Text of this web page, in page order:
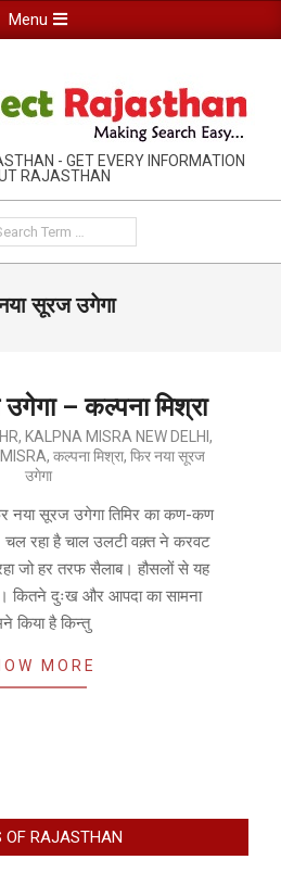
Menu
- GET EVERY INFORMATION
RAJASTHAN
सूरज उगेगा
– कल्पना मिश्रा
, KALPNA MISRA NEW DELHI ,
, कल्पना मिश्रा, फिर नया सूरज
उगेगा
नया सूरज उगेगा तिमिर का कण-कण
चल रहा है चाल उलटी वक़्त ने करवट
जो हर तरफ सैलाब। हौसलों से यह
कितने दुःख और आपदा का सामना
किया है किन्तु
MORE
OF RAJASTHAN